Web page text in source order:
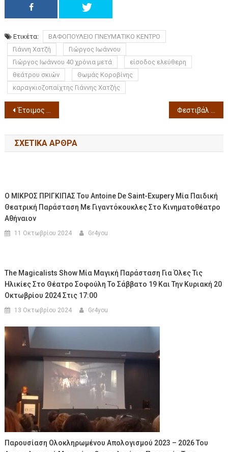
Ετικέτα:
ΒΑΦΟΠΟΥΛΕΙΟ ΠΝΕΥΜΑΤΙΚΟ ΚΕΝΤΡΟ
Γιάννη Χατζή
Γιώργος Ιωάννου
Γιώργος Ιωάννου 40 χρόνια μετά
είσοδος ελεύθερη
θεάτρου σκιών
Θωμάς Κοροβίνης
καραγκιοζοπαίχτης Γιάννης Χατζής
Έτοιμος να προσφέρει και φέτος μία αξέχαστη Αποκριά είναι ο δήμος Νεάπολης-Συκεών – Πλήθος εκδηλώσεων με ελεύθερη συμμετοχή Φεστιβάλ Ιαπωνικού Κινηματογράφου 2025 – Αφιέρωμα στο Ιαπωνικό Νέο Κύμα Σε συνεργασία με την Πρεσβεία της Ιαπωνίας και το Japan Foundation Σταύρος Τορνές 22-23 Φεβρουαρίου 2025
ΣΧΕΤΙΚΆ ΆΡΘΡΑ
Ο ΜΙΚΡΟΣ ΠΡΙΓΚΙΠΑΣ Του Antoine De Saint-Exupery Μία Παιδική
Θεατρική Παράσταση Με Γιγαντόκουκλες Στο Κινηματοθέατρο
Αθήναιον
11 Οκτωβρίου 2024 Gr4you
The Magicalists Show Μία Μαγική Παράσταση Για Όλες Τις
Ηλικίες Στο Θέατρο Σοφούλη Το Σάββατο 19 Και Την Κυριακή 20
Οκτωβρίου 2024 Στις 17:00
13 Οκτωβρίου 2024 Gr4you
Παρουσίαση Ολοκληρωμένου Απολογισμού 2023 – 2026 Του